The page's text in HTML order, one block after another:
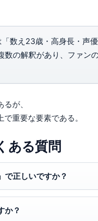
数え23歳・高身長・声
数の解釈があり、ファン
が、
重要な要素である。
ある質問
で正しいですか？
か？